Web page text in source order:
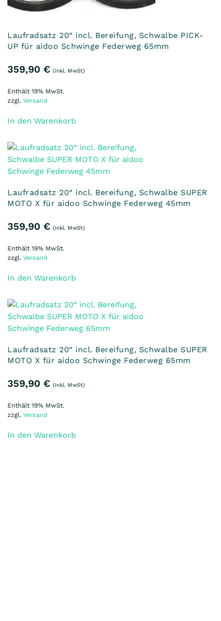
Laufradsatz 20“ incl. Bereifung, Schwalbe PICK-
UP für aidoo Schwinge Federweg 65mm
359,90 € (inkl. MwSt)
Enthält 19% MwSt.
zzgl. Versand
In den Warenkorb
Laufradsatz 20“ incl. Bereifung, Schwalbe SUPER
MOTO X für aidoo Schwinge Federweg 45mm
359,90 € (inkl. MwSt)
Enthält 19% MwSt.
zzgl. Versand
In den Warenkorb
Laufradsatz 20“ incl. Bereifung, Schwalbe SUPER
MOTO X für aidoo Schwinge Federweg 65mm
359,90 € (inkl. MwSt)
Enthält 19% MwSt.
zzgl. Versand
In den Warenkorb